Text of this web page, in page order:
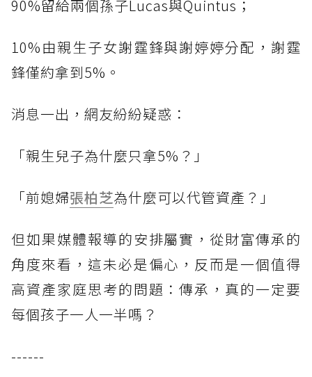
90%留給兩個孫子Lucas與Quintus；
10%由親生子女謝霆鋒與謝婷婷分配，謝霆
鋒僅約拿到5%。
消息一出，網友紛紛疑惑：
「親生兒子為什麼只拿5%？」
「前媳婦張柏芝為什麼可以代管資產？」
但如果媒體報導的安排屬實，從財富傳承的
角度來看，這未必是偏心，反而是一個值得
高資產家庭思考的問題：傳承，真的一定要
每個孩子一人一半嗎？
------